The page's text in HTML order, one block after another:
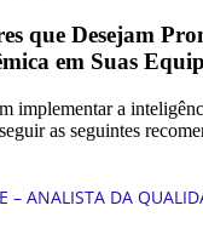
que Desejam
em Suas
implementar a
as seguintes